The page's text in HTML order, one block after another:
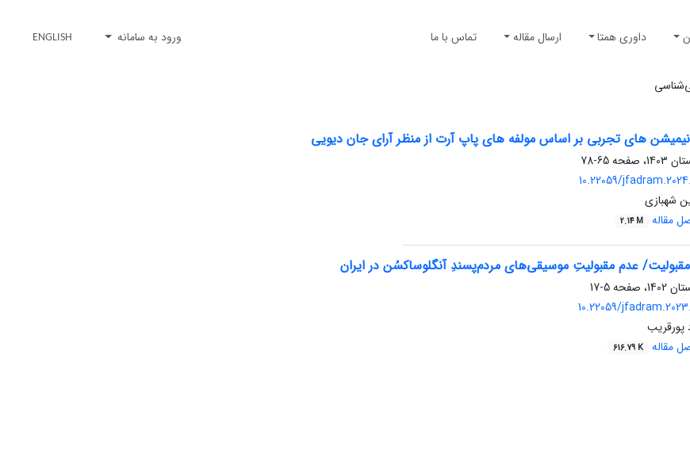
داوری همتا ارسال مقاله تماس با ما ورود به سامانه ENGLISH
های تجربی بر اساس مولفه های پاپ آرت از منظر آرای جان دیویی
65-78
10.22059/
شهبازی
مقاله 2.14 M
عدم مقبولیتِ موسیقی‌های مردم‌پسندِ آنگلوساکسُن در ایران
5-17
10.22059/
مقاله 616.79 K